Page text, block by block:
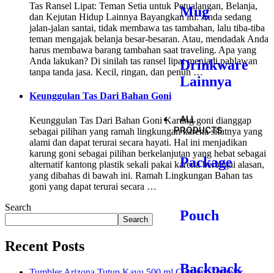
Mug
Drinkware
Lainnya
ALL
PRODUCTS
Package
Pouch
Backpack
Tas Ransel Lipat: Teman Setia untuk Petualangan, Belanja,
dan Kejutan Hidup Lainnya Bayangkan ini: Anda sedang
jalan-jalan santai, tidak membawa tas tambahan, lalu tiba-tiba
teman mengajak belanja besar-besaran. Atau, mendadak Anda
harus membawa barang tambahan saat traveling. Apa yang
Anda lakukan? Di sinilah tas ransel lipat menjadi pahlawan
tanpa tanda jasa. Kecil, ringan, dan penuh …
Keunggulan Tas Dari Bahan Goni
Keunggulan Tas Dari Bahan Goni Karung goni dianggap
sebagai pilihan yang ramah lingkungan karena sifatnya yang
alami dan dapat terurai secara hayati. Hal ini menjadikan
karung goni sebagai pilihan berkelanjutan yang hebat sebagai
alternatif kantong plastik sekali pakai karena berbagai alasan,
yang dibahas di bawah ini. Ramah Lingkungan Bahan tas
goni yang dapat terurai secara …
Search
Search
Recent Posts